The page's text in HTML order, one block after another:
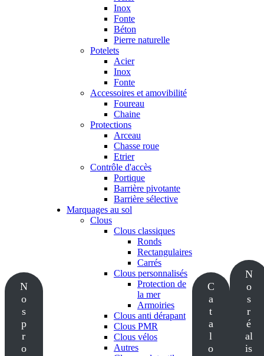
N
o
s
p
r
o
Inox
Fonte
Béton
Pierre naturelle
Potelets
Acier
Inox
Fonte
Accessoires et amovibilité
Foureau
Chaine
Protections
Arceau
Chasse roue
Etrier
Contrôle d'accès
Portique
Barrière pivotante
Barrière sélective
Marquages au sol
Clous
Clous classiques
Ronds
Rectangulaires
Carrés
Clous personnalisés
Protection de
la mer
Armoiries
Clous anti dérapant
Clous PMR
Clous vélos
Autres
C
a
t
a
l
o
N
o
s
r
é
al
is